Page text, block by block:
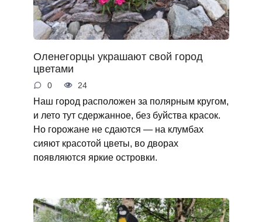
Оленегорцы украшают свой город
цветами
0 24
Наш город расположен за полярным кругом,
и лето тут сдержанное, без буйства красок.
Но горожане не сдаются — на клумбах
сияют красотой цветы, во дворах
появляются яркие островки.